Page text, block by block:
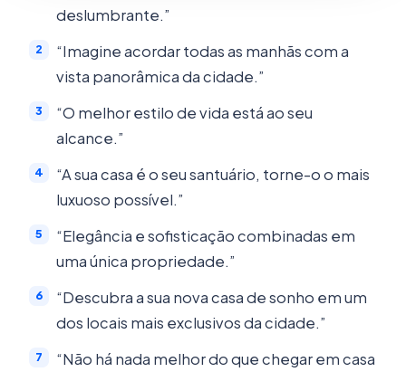
deslumbrante.”
“Imagine acordar todas as manhãs com a
vista panorâmica da cidade.”
“O melhor estilo de vida está ao seu
alcance.”
“A sua casa é o seu santuário, torne-o o mais
luxuoso possível.”
“Elegância e sofisticação combinadas em
uma única propriedade.”
“Descubra a sua nova casa de sonho em um
dos locais mais exclusivos da cidade.”
“Não há nada melhor do que chegar em casa